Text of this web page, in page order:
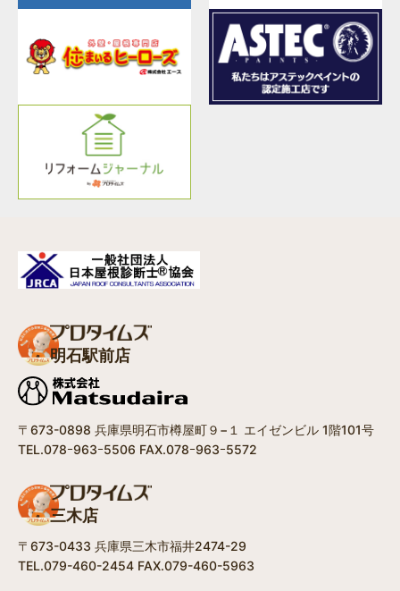
明石駅前店
〒673-0898 兵庫県明石市樽屋町９−１ エイゼンビル 1階101号
TEL.078ｰ963ｰ5506 FAX.078ｰ963ｰ5572
三木店
〒673-0433 兵庫県三木市福井2474-29
TEL.079-460-2454 FAX.079-460-5963